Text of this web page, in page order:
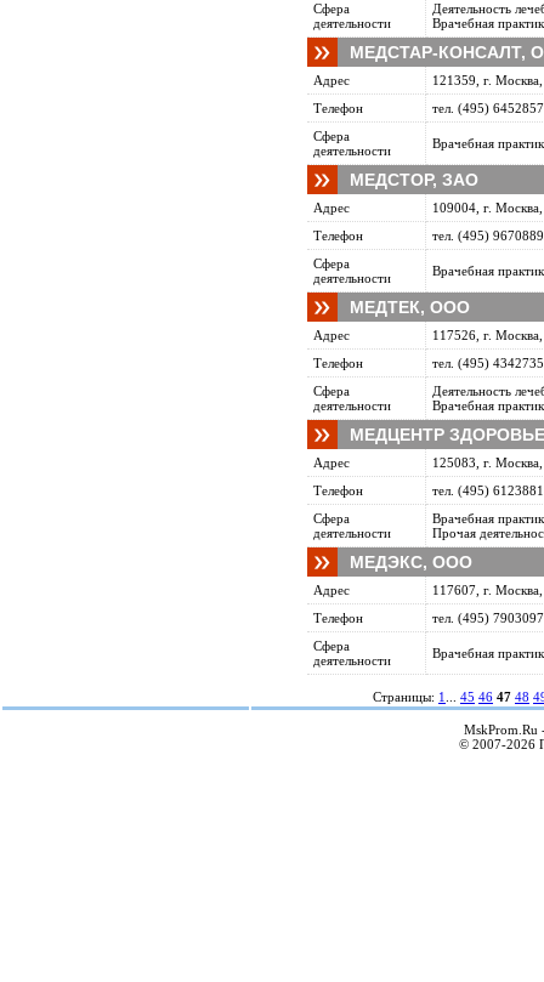
Сфера
деятельности
Деятельность
Врачебная
МЕДСТАР-КОНСАЛТ,
Адрес
121359, г.
Телефон
тел. (495) 6452857
Сфера
деятельности
Врачебная
МЕДСТОР, ЗАО
Адрес
109004, г.
Телефон
тел. (495) 9670889
Сфера
деятельности
Врачебная
МЕДТЕК, ООО
Адрес
117526, г.
Телефон
тел. (495) 4342735
Сфера
деятельности
Деятельность
Врачебная
МЕДЦЕНТР
Адрес
125083, г.
Телефон
тел. (495) 6123881
Сфера
деятельности
Врачебная
Прочая
МЕДЭКС, ООО
Адрес
117607, г.
Телефон
тел. (495) 7903097
Сфера
деятельности
Врачебная
Страницы: 1 45 46 47 48
MskProm.Ru
© 2007-2026